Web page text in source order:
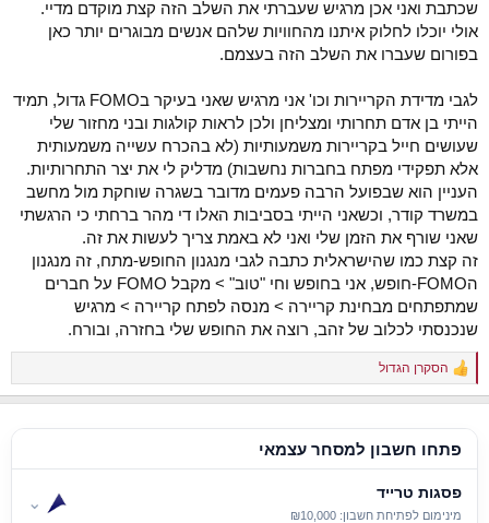
שכתבת ואני אכן מרגיש שעברתי את השלב הזה קצת מוקדם מדיי.
אולי יוכלו לחלוק איתנו מהחוויות שלהם אנשים מבוגרים יותר כאן
בפורום שעברו את השלב הזה בעצמם.
לגבי מדידת הקריירות וכו' אני מרגיש שאני בעיקר בFOMO גדול, תמיד
הייתי בן אדם תחרותי ומצליחן ולכן לראות קולגות ובני מחזור שלי
שעושים חייל בקריירות משמעותיות (לא בהכרח עשייה משמעותית
אלא תפקידי מפתח בחברות נחשבות) מדליק לי את יצר התחרותיות.
העניין הוא שבפועל הרבה פעמים מדובר בשגרה שוחקת מול מחשב
במשרד קודר, וכשאני הייתי בסביבות האלו די מהר ברחתי כי הרגשתי
שאני שורף את הזמן שלי ואני לא באמת צריך לעשות את זה.
זה קצת כמו שהישראלית כתבה לגבי מנגנון החופש-מתח, זה מנגנון
הFOMO-חופש, אני בחופש וחי "טוב" > מקבל FOMO על חברים
שמתפתחים מבחינת קריירה > מנסה לפתח קריירה > מרגיש
שנכנסתי לכלוב של זהב, רוצה את החופש שלי בחזרה, ובורח.
R
e
c
הסקרן הגדול
פתחו חשבון למסחר עצמאי
פסגות טרייד
מינימום לפתיחת חשבון: ₪10,000
⌄